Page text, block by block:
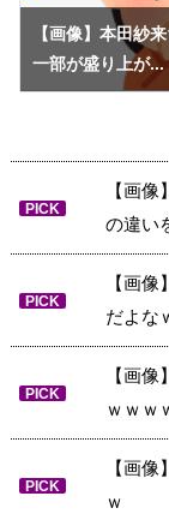
【画像】本田紗来
一部が盛り上が...
PICK
【画
の違い
PICK
【画
だよな
PICK
【画
ｗｗｗ
PICK
【画
ｗ